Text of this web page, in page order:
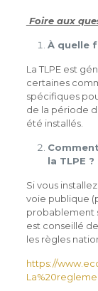
Foire aux
À quelle
La TLPE est
certaines
spécifiques
de la période
été installés.
la TLPE ?
Si vous
voie publique
probablement
est conseillé
les règles
https://